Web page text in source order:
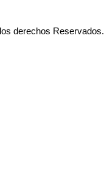
derechos Reservados.